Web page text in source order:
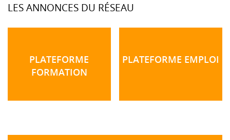
LES ANNONCES DU RÉSEAU
PLATEFORME
FORMATION
PLATEFORME EMPLOI